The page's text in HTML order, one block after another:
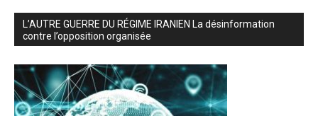
L’AUTRE GUERRE DU RÉGIME IRANIEN La désinformation
contre l’opposition organisée